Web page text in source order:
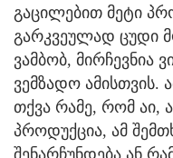
გაცილებით მეტი
გარკვეულად ცუდი
ვამბობ, მირჩევნია
ვემზადო ამისთვის.
თქვა რამე, რომ აი,
პროდუქცია, ამ